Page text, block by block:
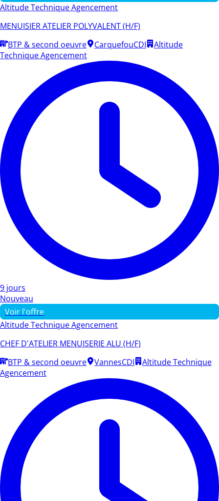
Altitude Technique Agencement
MENUISIER ATELIER POLYVALENT (H/F)
BTP & second oeuvre
CarquefouCDI
Altitude
Technique Agencement
9 jours
Nouveau
Voir l'offre
Altitude Technique Agencement
CHEF D'ATELIER MENUISERIE ALU (H/F)
BTP & second oeuvre
VannesCDI
Altitude Technique
Agencement